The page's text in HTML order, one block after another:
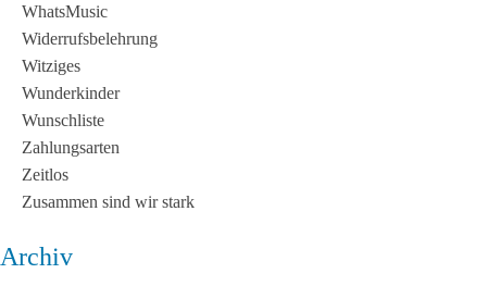
WhatsMusic
Widerrufsbelehrung
Witziges
Wunderkinder
Wunschliste
Zahlungsarten
Zeitlos
Zusammen sind wir stark
Archiv